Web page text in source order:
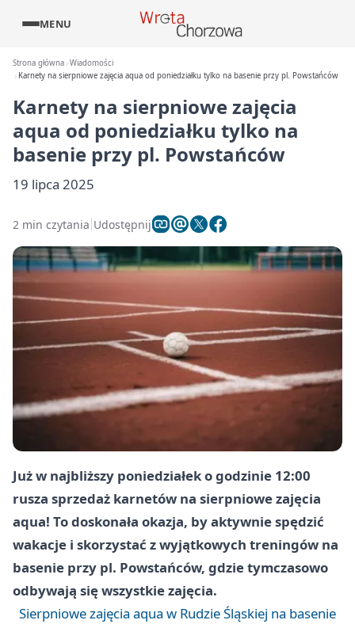
MENU
Strona główna Wiadomości
Karnety na sierpniowe zajęcia aqua od poniedziałku tylko na basenie przy pl. Powstańców
Karnety na sierpniowe zajęcia
aqua od poniedziałku tylko na
basenie przy pl. Powstańców
19 lipca 2025
2 min czytania Udostępnij
Już w najbliższy poniedziałek o godzinie 12:00
rusza sprzedaż karnetów na sierpniowe zajęcia
aqua! To doskonała okazja, by aktywnie spędzić
wakacje i skorzystać z wyjątkowych treningów na
basenie przy pl. Powstańców, gdzie tymczasowo
odbywają się wszystkie zajęcia.
Sierpniowe zajęcia aqua w Rudzie Śląskiej na basenie